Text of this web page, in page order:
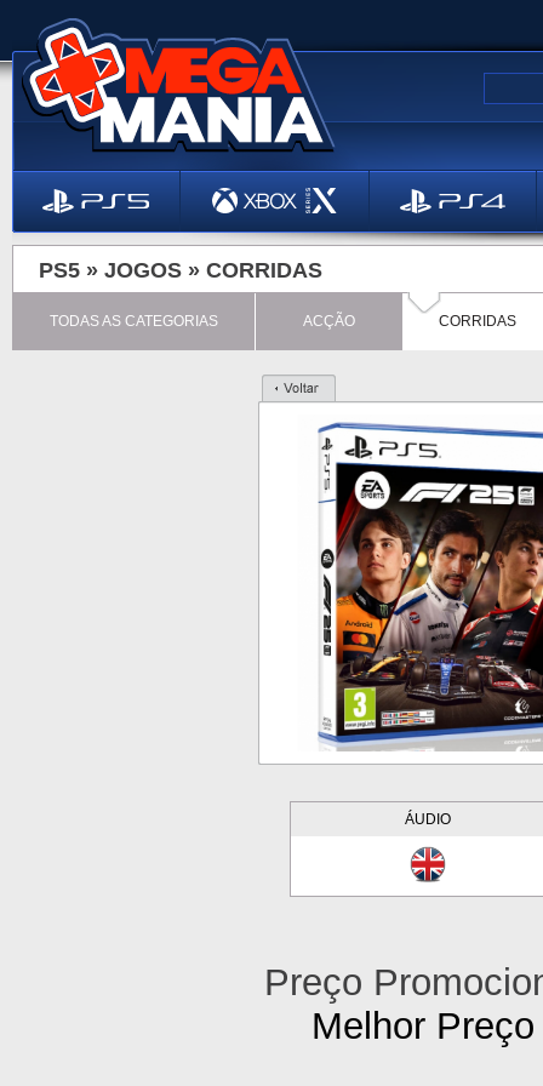
PS5 » JOGOS » CORRIDAS
TODAS AS CATEGORIAS ACÇÃO CORRIDAS
ÁUDIO
Preço
Melhor